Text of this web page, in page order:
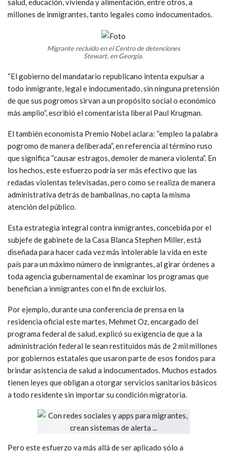
millones de inmigrantes, tanto legales como indocumentados.
Migrante recluído en el Centro de detenciones
Stewart, en Georgia.
“El gobierno del mandatario republicano intenta expulsar a
todo inmigrante, legal e indocumentado, sin ninguna pretensión
de que sus pogromos sirvan a un propósito social o económico
más amplio”, escribió el comentarista liberal Paul Krugman.
El también economista Premio Nobel aclara: “empleo la palabra
pogromo de manera deliberada”, en referencia al término ruso
que significa “causar estragos, demoler de manera violenta”. En
los hechos, este esfuerzo podría ser más efectivo que las
redadas violentas televisadas, pero como se realiza de manera
administrativa detrás de bambalinas, no capta la misma
atención del público.
Esta estrategia integral contra inmigrantes, concebida por el
subjefe de gabinete de la Casa Blanca Stephen Miller, está
diseñada para hacer cada vez más intolerable la vida en este
país para un máximo número de inmigrantes, al girar órdenes a
toda agencia gubernamental de examinar los programas que
benefician a inmigrantes con el fin de excluirlos.
Por ejemplo, durante una conferencia de prensa en la
residencia oficial este martes, Mehmet Oz, encargado del
programa federal de salud, explicó su exigencia de que a la
administración federal le sean restituidos más de 2 mil millones
por gobiernos estatales que usaron parte de esos fondos para
brindar asistencia de salud a indocumentados. Muchos estados
tienen leyes que obligan a otorgar servicios sanitarios básicos
a todo residente sin importar su condición migratoria.
Pero este esfuerzo va más allá de ser aplicado sólo a